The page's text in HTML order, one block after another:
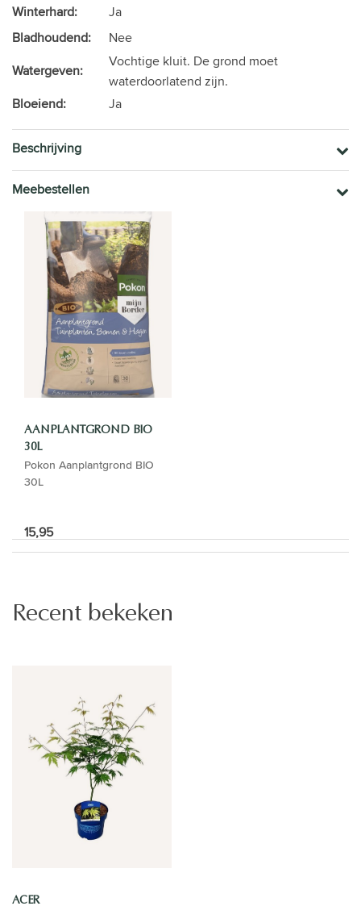
Winterhard:
Ja
Bladhoudend:
Nee
Watergeven:
Vochtige kluit. De grond moet
waterdoorlatend zijn.
Bloeiend:
Ja
Beschrijving
Meebestellen
AANPLANTGROND BIO
30L
Pokon Aanplantgrond BIO
30L
15,95
Recent bekeken
ACER